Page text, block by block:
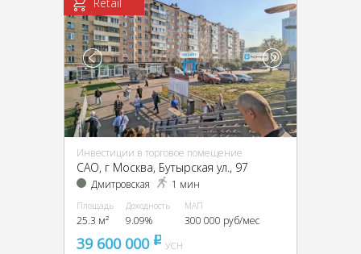
Инвестиции в торговое помещение
CАО, г Москва, Бутырская ул., 97
Дмитровская 1 мин
Площадь
25.3 м²
Доходность
9.09%
МАП
300 000 руб/мес
39 600 000 pуб
УСН